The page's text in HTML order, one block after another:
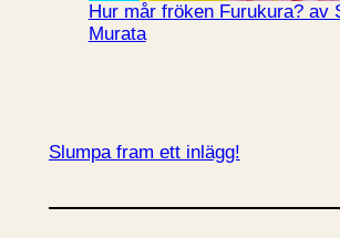
Hur mår fröken Furukura? av
Murata
Slumpa fram ett inlägg!